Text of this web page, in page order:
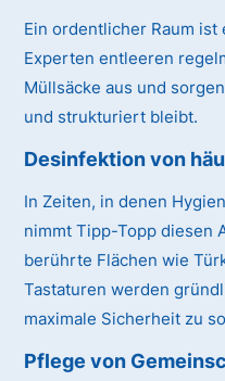
Ein ordentlicher Raum
Experten entleeren
Müllsäcke aus und
und strukturiert bleibt.
Desinfektion von
In Zeiten, in denen
nimmt Tipp-Topp diesen
berührte Flächen wie
Tastaturen werden
maximale Sicherheit zu
Pflege von